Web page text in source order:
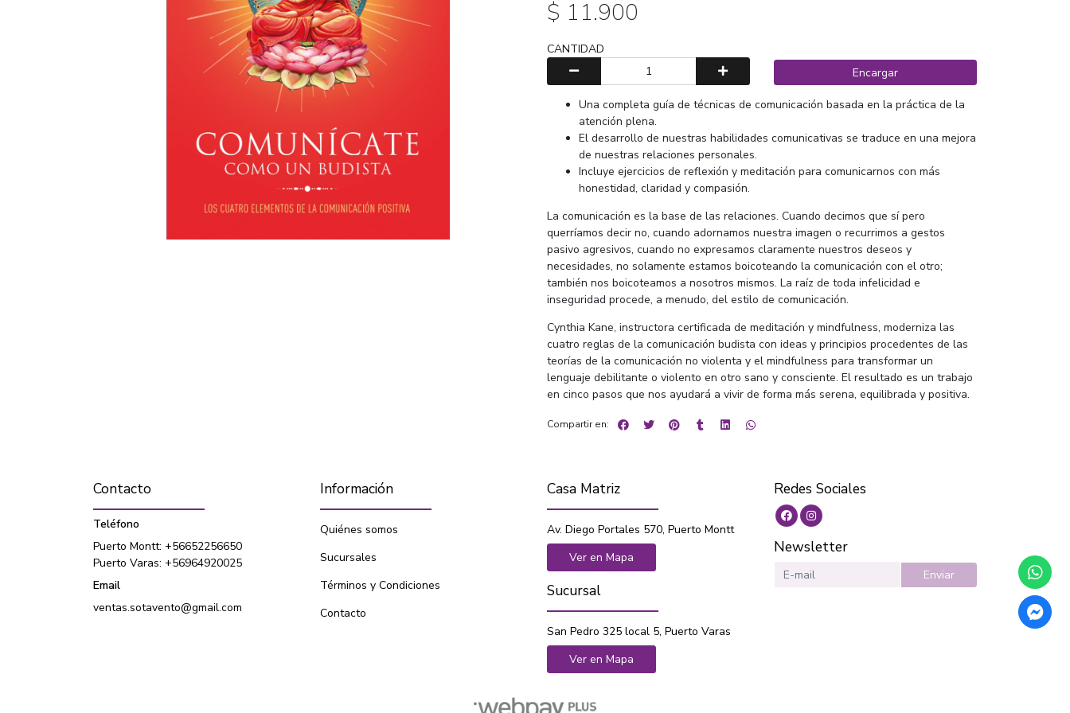
$ 11.900
CANTIDAD
Encargar
Una completa guía de técnicas de comunicación basada en la práctica de la
atención plena.
El desarrollo de nuestras habilidades comunicativas se traduce en una mejora
de nuestras relaciones personales.
Incluye ejercicios de reflexión y meditación para comunicarnos con más
honestidad, claridad y compasión.
La comunicación es la base de las relaciones. Cuando decimos que sí pero
querríamos decir no, cuando adornamos nuestra imagen o recurrimos a gestos
pasivo agresivos, cuando no expresamos claramente nuestros deseos y
necesidades, no solamente estamos boicoteando la comunicación con el otro;
también nos boicoteamos a nosotros mismos. La raíz de toda infelicidad e
inseguridad procede, a menudo, del estilo de comunicación.
Cynthia Kane, instructora certificada de meditación y mindfulness, moderniza las
cuatro reglas de la comunicación budista con ideas y principios procedentes de las
teorías de la comunicación no violenta y el mindfulness para transformar un
lenguaje debilitante o violento en otro sano y consciente. El resultado es un trabajo
en cinco pasos que nos ayudará a vivir de forma más serena, equilibrada y positiva.
Compartir en:
Contacto
Teléfono
Puerto Montt: +56652256650
Puerto Varas: +56964920025
Email
ventas.sotavento@gmail.com
Información
Quiénes somos
Sucursales
Términos y Condiciones
Contacto
Casa Matriz
Av. Diego Portales 570, Puerto Montt
Ver en Mapa
Sucursal
San Pedro 325 local 5, Puerto Varas
Ver en Mapa
Redes Sociales
Newsletter
Enviar